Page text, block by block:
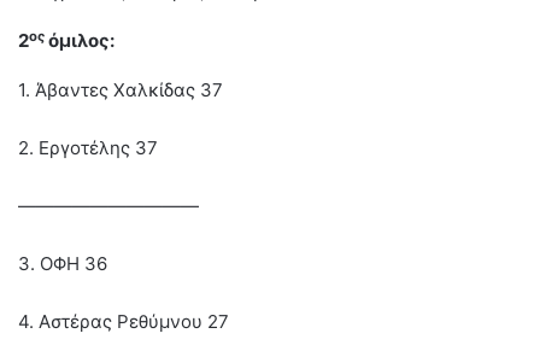
2ος όμιλος:
1. Άβαντες Χαλκίδας 37
2. Εργοτέλης 37
——————————
3. ΟΦΗ 36
4. Αστέρας Ρεθύμνου 27